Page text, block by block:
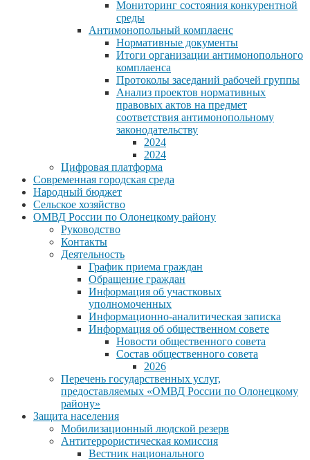
Мониторинг состояния конкурентной
среды
Антимонопольный комплаенс
Нормативные документы
Итоги организации антимонопольного
комплаенса
Протоколы заседаний рабочей группы
Анализ проектов нормативных
правовых актов на предмет
соответствия антимонопольному
законодательству
2024
2024
Цифровая платформа
Современная городская среда
Народный бюджет
Сельское хозяйство
ОМВД России по Олонецкому району
Руководство
Контакты
Деятельность
График приема граждан
Обращение граждан
Информация об участковых
уполномоченных
Информационно-аналитическая записка
Информация об общественном совете
Новости общественного совета
Состав общественного совета
2026
Перечень государственных услуг,
предоставляемых «ОМВД России по Олонецкому
району»
Защита населения
Мобилизационный людской резерв
Антитеррористическая комиссия
Вестник национального